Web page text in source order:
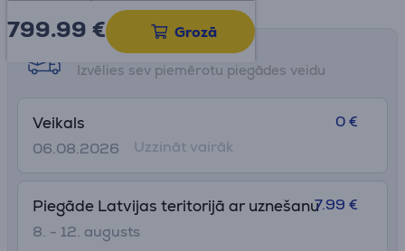
799.99 € Grozā
Saņemšanas iespējas
Izvēlies sev piemērotu piegādes veidu
Veikals
06.08.2026
0 €
Uzzināt vairāk
Piegāde Latvijas teritorijā ar uznešanu
8. - 12. augusts
7.99 €